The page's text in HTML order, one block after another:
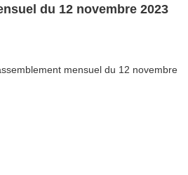
du 12 novembre 2023